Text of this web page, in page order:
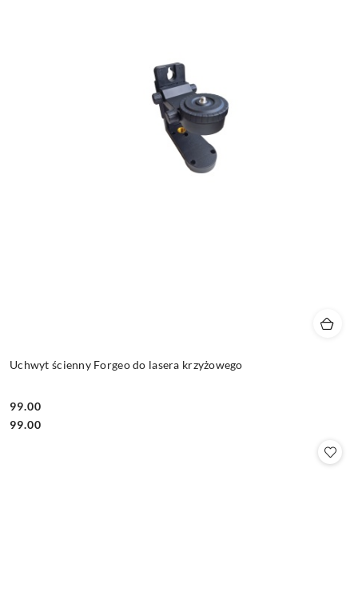
Uchwyt ścienny Forgeo do lasera krzyżowego
Cena:
99.00
Cena:
99.00